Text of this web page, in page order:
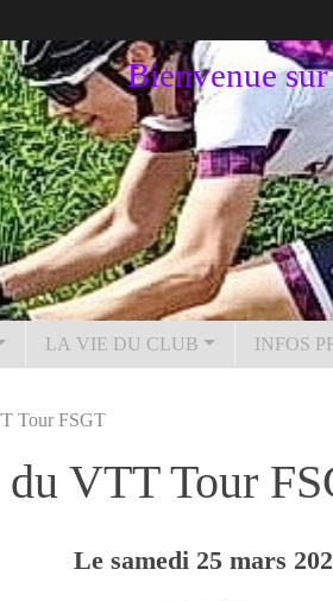
Bienvenue
LA VIE DU CLUB INFOS
Tour FSGT
du VTT Tour
Le samedi 25 mars